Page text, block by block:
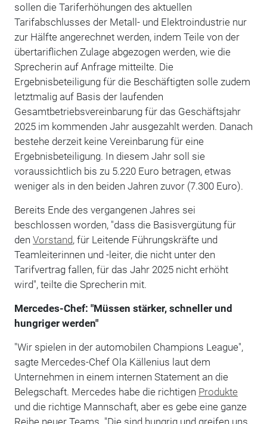
sollen die Tariferhöhungen des aktuellen
Tarifabschlusses der Metall- und Elektroindustrie nur
zur Hälfte angerechnet werden, indem Teile von der
übertariflichen Zulage abgezogen werden, wie die
Sprecherin auf Anfrage mitteilte. Die
Ergebnisbeteiligung für die Beschäftigten solle zudem
letztmalig auf Basis der laufenden
Gesamtbetriebsvereinbarung für das Geschäftsjahr
2025 im kommenden Jahr ausgezahlt werden. Danach
bestehe derzeit keine Vereinbarung für eine
Ergebnisbeteiligung. In diesem Jahr soll sie
voraussichtlich bis zu 5.220 Euro betragen, etwas
weniger als in den beiden Jahren zuvor (7.300 Euro).
Bereits Ende des vergangenen Jahres sei
beschlossen worden, "dass die Basisvergütung für
den Vorstand, für Leitende Führungskräfte und
Teamleiterinnen und -leiter, die nicht unter den
Tarifvertrag fallen, für das Jahr 2025 nicht erhöht
wird", teilte die Sprecherin mit.
Mercedes-Chef: "Müssen stärker, schneller und
hungriger werden"
"Wir spielen in der automobilen Champions League",
sagte Mercedes-Chef Ola Källenius laut dem
Unternehmen in einem internen Statement an die
Belegschaft. Mercedes habe die richtigen Produkte
und die richtige Mannschaft, aber es gebe eine ganze
Reihe neuer Teams. "Die sind hungrig und greifen uns